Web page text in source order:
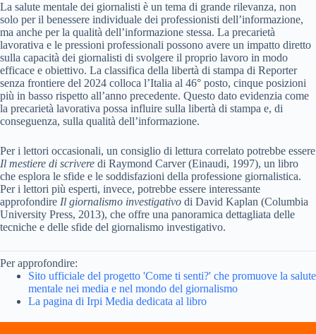
La salute mentale dei giornalisti è un tema di grande rilevanza, non
solo per il benessere individuale dei professionisti dell’informazione,
ma anche per la qualità dell’informazione stessa. La precarietà
lavorativa e le pressioni professionali possono avere un impatto diretto
sulla capacità dei giornalisti di svolgere il proprio lavoro in modo
efficace e obiettivo. La classifica della libertà di stampa di Reporter
senza frontiere del 2024 colloca l’Italia al 46° posto, cinque posizioni
più in basso rispetto all’anno precedente. Questo dato evidenzia come
la precarietà lavorativa possa influire sulla libertà di stampa e, di
conseguenza, sulla qualità dell’informazione.
Per i lettori occasionali, un consiglio di lettura correlato potrebbe essere
Il mestiere di scrivere di Raymond Carver (Einaudi, 1997), un libro
che esplora le sfide e le soddisfazioni della professione giornalistica.
Per i lettori più esperti, invece, potrebbe essere interessante
approfondire Il giornalismo investigativo di David Kaplan (Columbia
University Press, 2013), che offre una panoramica dettagliata delle
tecniche e delle sfide del giornalismo investigativo.
Per approfondire:
Sito ufficiale del progetto 'Come ti senti?' che promuove la salute
mentale nei media e nel mondo del giornalismo
La pagina di Irpi Media dedicata al libro